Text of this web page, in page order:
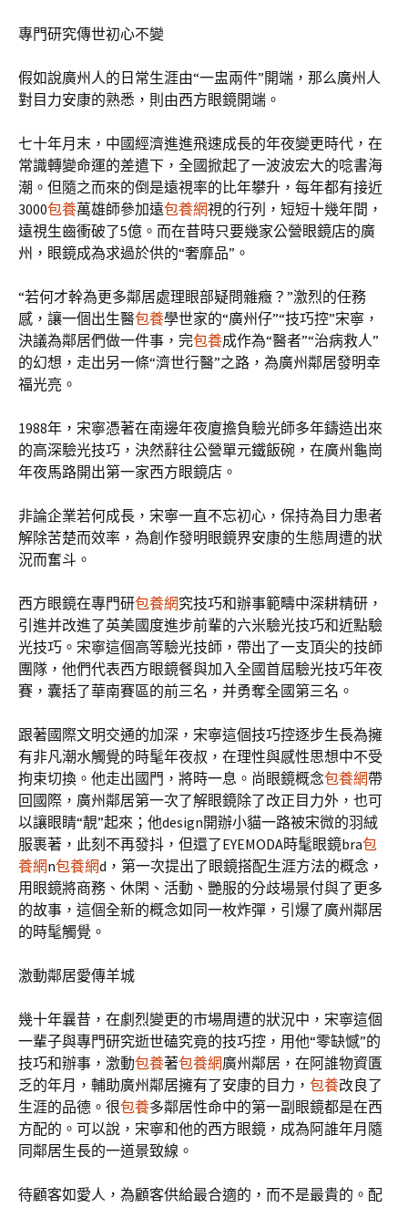
專門研究傳世初心不變
假如說廣州人的日常生涯由“一盅兩件”開端，那么廣州人
對目力安康的熟悉，則由西方眼鏡開端。
七十年月末，中國經濟進進飛速成長的年夜變更時代，在
常識轉變命運的差遣下，全國掀起了一波波宏大的唸書海
潮。但隨之而來的倒是遠視率的比年攀升，每年都有接近
3000包養萬雄師參加遠包養網視的行列，短短十幾年間，
遠視生齒衝破了5億。而在昔時只要幾家公營眼鏡店的廣
州，眼鏡成為求過於供的“奢靡品”。
“若何才幹為更多鄰居處理眼部疑問雜癥？”激烈的任務
感，讓一個出生醫包養學世家的“廣州仔”“技巧控”宋寧，
決議為鄰居們做一件事，完包養成作為“醫者”“治病救人”
的幻想，走出另一條“濟世行醫”之路，為廣州鄰居發明幸
福光亮。
1988年，宋寧憑著在南邊年夜廈擔負驗光師多年鑄造出來
的高深驗光技巧，決然辭往公營單元鐵飯碗，在廣州龜崗
年夜馬路開出第一家西方眼鏡店。
非論企業若何成長，宋寧一直不忘初心，保持為目力患者
解除苦楚而效率，為創作發明眼鏡界安康的生態周遭的狀
況而奮斗。
西方眼鏡在專門研包養網究技巧和辦事範疇中深耕精研，
引進并改進了英美國度進步前輩的六米驗光技巧和近點驗
光技巧。宋寧這個高等驗光技師，帶出了一支頂尖的技師
團隊，他們代表西方眼鏡餐與加入全國首屆驗光技巧年夜
賽，囊括了華南賽區的前三名，并勇奪全國第三名。
跟著國際文明交通的加深，宋寧這個技巧控逐步生長為擁
有非凡潮水觸覺的時髦年夜叔，在理性與感性思想中不受
拘束切換。他走出國門，將時一息。尚眼鏡概念包養網帶
回國際，廣州鄰居第一次了解眼鏡除了改正目力外，也可
以讓眼睛“靚”起來；他design開辦小貓一路被宋微的羽絨
服裹著，此刻不再發抖，但還了EYEMODA時髦眼鏡bra包
養網n包養網d，第一次提出了眼鏡搭配生涯方法的概念，
用眼鏡將商務、休閑、活動、艷服的分歧場景付與了更多
的故事，這個全新的概念如同一枚炸彈，引爆了廣州鄰居
的時髦觸覺。
激動鄰居愛傳羊城
幾十年曩昔，在劇烈變更的市場周遭的狀況中，宋寧這個
一輩子與專門研究逝世磕究竟的技巧控，用他“零缺憾”的
技巧和辦事，激動包養著包養網廣州鄰居，在阿誰物資匱
乏的年月，輔助廣州鄰居擁有了安康的目力， 包養改良了
生涯的品德。很包養多鄰居性命中的第一副眼鏡都是在西
方配的。可以說，宋寧和他的西方眼鏡，成為阿誰年月隨
同鄰居生長的一道景致線。
待顧客如愛人，為顧客供給最合適的，而不是最貴的。配